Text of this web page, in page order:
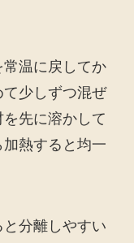
温に戻してか
少しずつ混ぜ
先に溶かして
熱すると均一
分離しやすい